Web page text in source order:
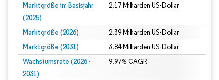
Marktgröße im Basisjahr
(2025)
2.17 Milliarden US-Dollar
Marktgröße (2026) 2.39 Milliarden US-Dollar
Marktgröße (2031) 3.84 Milliarden US-Dollar
Wachstumsrate (2026 -
2031)
9.97% CAGR